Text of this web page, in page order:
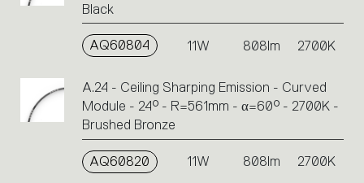
Black
AQ60804 11W 808lm 2700K
A.24 - Ceiling Sharping Emission - Curved
Module - 24° - R=561mm - α=60° - 2700K -
Brushed Bronze
AQ60820 11W 808lm 2700K